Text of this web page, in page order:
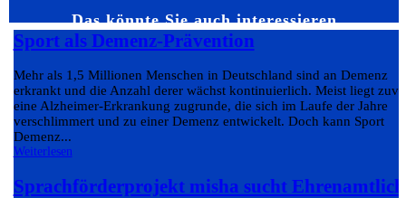
Das könnte Sie auch interessieren…
Sport als Demenz-Prävention
Mehr als 1,5 Millionen Menschen in Deutschland sind an Demenz
erkrankt und die Anzahl derer wächst kontinuierlich. Meist liegt
eine Alzheimer-Erkrankung zugrunde, die sich im Laufe der Jahre
verschlimmert und zu einer Demenz entwickelt. Doch kann Sport
Demenz...
Weiterlesen
Sprachförderprojekt misha sucht